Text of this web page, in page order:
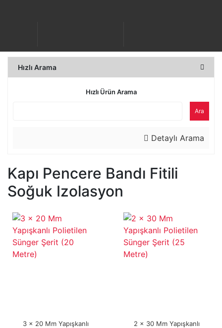
Hızlı Arama
Hızlı Ürün Arama
Ara
Detaylı Arama
Kapı Pencere Bandı Fitili
Soğuk Izolasyon
3 x 20 Mm Yapışkanlı
2 x 30 Mm Yapışkanlı